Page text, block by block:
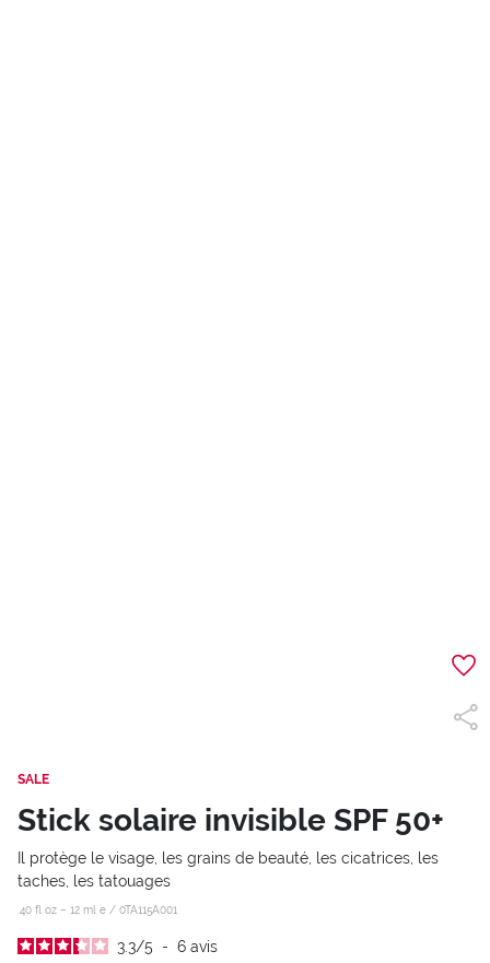
SALE
Stick solaire invisible SPF 50+
Il protège le visage, les grains de beauté, les cicatrices, les
taches, les tatouages
.40 fl oz – 12 ml e / 0TA115A001
3.3/5 - 6 avis